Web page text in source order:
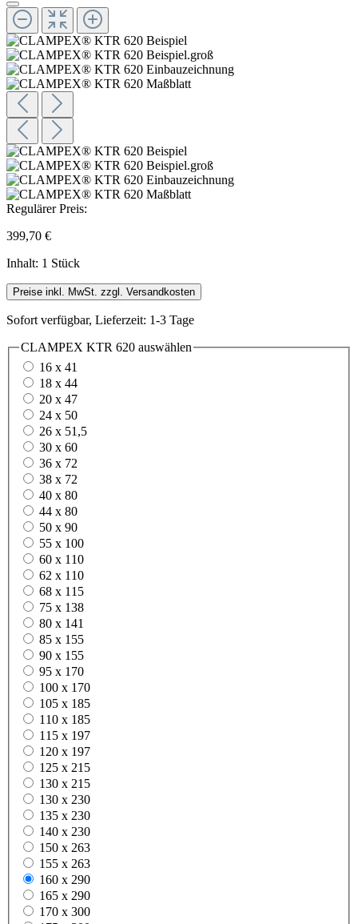
Regulärer Preis:
399,70 €
Inhalt: 1 Stück
Preise inkl. MwSt. zzgl. Versandkosten
Sofort verfügbar, Lieferzeit: 1-3 Tage
CLAMPEX KTR 620 auswählen
16 x 41
18 x 44
20 x 47
24 x 50
26 x 51,5
30 x 60
36 x 72
38 x 72
40 x 80
44 x 80
50 x 90
55 x 100
60 x 110
62 x 110
68 x 115
75 x 138
80 x 141
85 x 155
90 x 155
95 x 170
100 x 170
105 x 185
110 x 185
115 x 197
120 x 197
125 x 215
130 x 215
130 x 230
135 x 230
140 x 230
150 x 263
155 x 263
160 x 290
165 x 290
170 x 300